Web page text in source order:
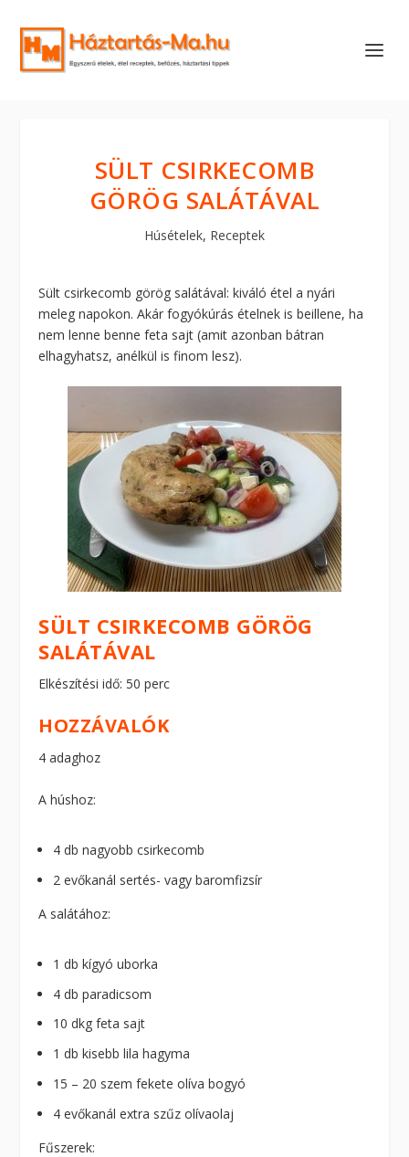
SÜLT CSIRKECOMB
GÖRÖG SALÁTÁVAL
Húsételek, Receptek
Sült csirkecomb görög salátával: kiváló étel a nyári
meleg napokon. Akár fogyókúrás ételnek is beillene, ha
nem lenne benne feta sajt (amit azonban bátran
elhagyhatsz, anélkül is finom lesz).
SÜLT CSIRKECOMB GÖRÖG
SALÁTÁVAL
Elkészítési idő: 50 perc
HOZZÁVALÓK
4 adaghoz
A húshoz:
4 db nagyobb csirkecomb
2 evőkanál sertés- vagy baromfizsír
A salátához:
1 db kígyó uborka
4 db paradicsom
10 dkg feta sajt
1 db kisebb lila hagyma
15 – 20 szem fekete olíva bogyó
4 evőkanál extra szűz olívaolaj
Fűszerek: